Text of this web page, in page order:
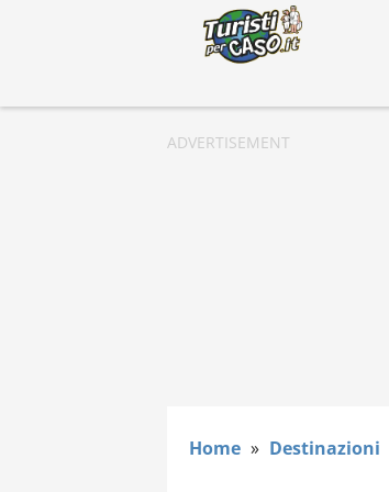
Home » Destinazioni